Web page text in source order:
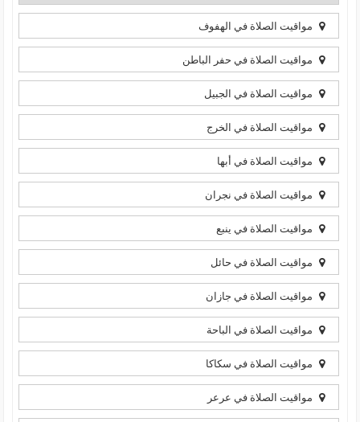
مواقيت الصلاة في الهفوف
مواقيت الصلاة في حفر الباطن
مواقيت الصلاة في الجبيل
مواقيت الصلاة في الخرج
مواقيت الصلاة في أبها
مواقيت الصلاة في نجران
مواقيت الصلاة في ينبع
مواقيت الصلاة في حائل
مواقيت الصلاة في جازان
مواقيت الصلاة في الباحة
مواقيت الصلاة في سكاكا
مواقيت الصلاة في عرعر